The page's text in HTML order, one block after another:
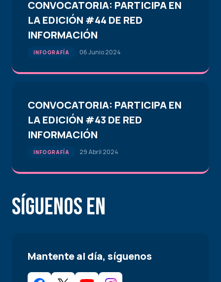
CONVOCATORIA: PARTICIPA EN
LA EDICIÓN #44 DE RED
INFORMACIÓN
INFOGRAFÍA 06 Junio 2024
CONVOCATORIA: PARTICIPA EN
LA EDICIÓN #43 DE RED
INFORMACIÓN
INFOGRAFÍA 29 Abril 2024
Síguenos en
Mantente al día, síguenos